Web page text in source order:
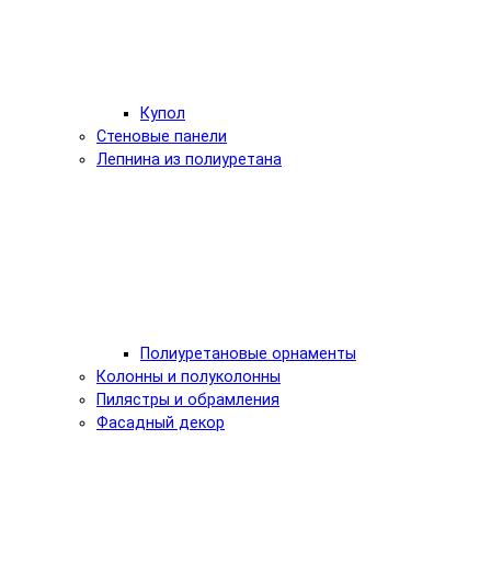
Купол
Стеновые панели
Лепнина из полиуретана
Полиуретановые орнаменты
Колонны и полуколонны
Пилястры и обрамления
Фасадный декор